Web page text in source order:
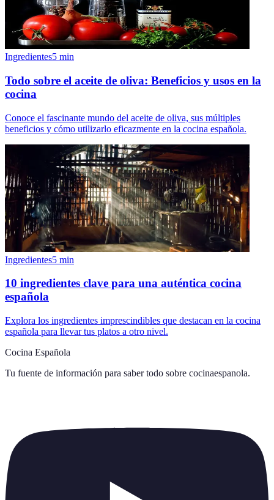
Ingredientes5 min
Todo sobre el aceite de oliva: Beneficios y usos en la
cocina
Conoce el fascinante mundo del aceite de oliva, sus múltiples
beneficios y cómo utilizarlo eficazmente en la cocina española.
Ingredientes5 min
10 ingredientes clave para una auténtica cocina
española
Explora los ingredientes imprescindibles que destacan en la cocina
española para llevar tus platos a otro nivel.
Cocina Española
Tu fuente de información para saber todo sobre cocinaespanola.